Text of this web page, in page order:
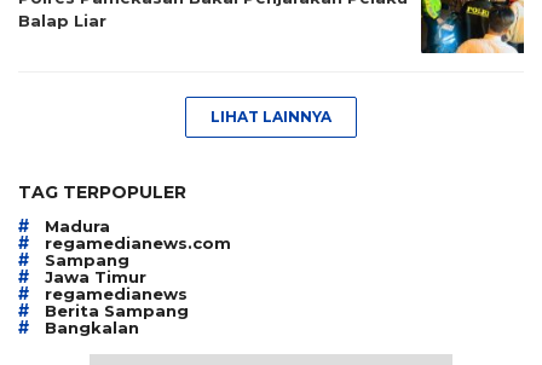
Balap Liar
LIHAT LAINNYA
TAG TERPOPULER
# Madura
# regamedianews.com
# Sampang
# Jawa Timur
# regamedianews
# Berita Sampang
# Bangkalan